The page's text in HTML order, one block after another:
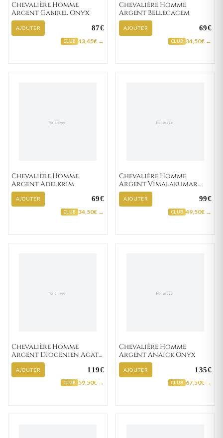
Chevalière Homme
Argent Gabirel Onyx
AJOUTER 87€
CLUB 43,45€ →
Chevalière Homme
Argent Bellecacem
AJOUTER 69€
CLUB 34,50€ →
Chevalière Homme
Argent Adelkrim
AJOUTER 69€
CLUB 34,50€ →
Chevalière Homme
Argent Vimalakumar
Agate Noir
AJOUTER 99€
CLUB 49,50€ →
Chevalière Homme
Argent Diogenien Agate
Noir
AJOUTER 119€
CLUB 59,50€ →
Chevalière Homme
Argent Anaick Onyx
AJOUTER 135€
CLUB 67,50€ →